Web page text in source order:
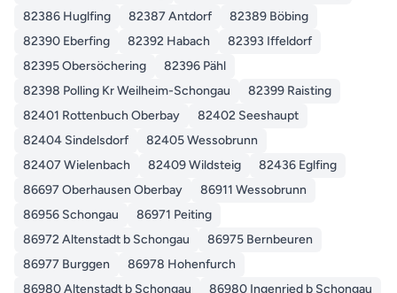
82386 Huglfing
82387 Antdorf
82389 Böbing
82390 Eberfing
82392 Habach
82393 Iffeldorf
82395 Obersöchering
82396 Pähl
82398 Polling Kr Weilheim-Schongau
82399 Raisting
82401 Rottenbuch Oberbay
82402 Seeshaupt
82404 Sindelsdorf
82405 Wessobrunn
82407 Wielenbach
82409 Wildsteig
82436 Eglfing
86697 Oberhausen Oberbay
86911 Wessobrunn
86956 Schongau
86971 Peiting
86972 Altenstadt b Schongau
86975 Bernbeuren
86977 Burggen
86978 Hohenfurch
86980 Altenstadt b Schongau
86980 Ingenried b Schongau